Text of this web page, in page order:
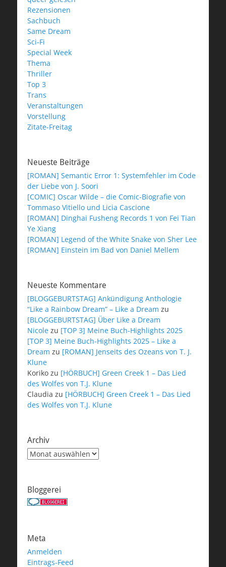
Rezensionen
Sachbuch
Same Dream
Sci-Fi
Special Week
Thema
Thriller
Top 3
Trans
Veranstaltungen
Vorstellung
Zitate-Freitag
Neueste Beiträge
[ROMAN] Semantic Error 1: Systemfehler im Code
der Liebe von J. Soori
[COMIC] Oscar Wilde – die Comic-Biografie von
Tommaso Vitiello und Licia Cascione
[ROMAN] Dinghai Fusheng Records 1 von Fei Tian
Ye Xiang
[ROMAN] Legend of the White Snake von Sher Lee
[ROMAN] Einstein im Bad von Daniel Mellem
Neueste Kommentare
[BLOGGEBURTSTAG] Ankündigung Anthologie
“Like a Rainbow Dream” – Like a Dream zu
[BLOGGEBURTSTAG] Über Like a Dream
Nicole zu [TOP 3] Meine Buch-Highlights 2025
[TOP 3] Meine Buch-Highlights 2025 – Like a
Dream zu [ROMAN] Jenseits des Ozeans von T. J.
Klune
Koriko zu [HÖRBUCH] Green Creek 1 – Das Lied
des Wolfes von T.J. Klune
Claudia zu [HÖRBUCH] Green Creek 1 – Das Lied
des Wolfes von T.J. Klune
Archiv
Archiv
Bloggerei
Meta
Anmelden
Eintrags-Feed